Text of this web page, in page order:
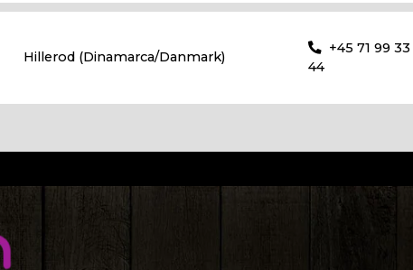
Hillerod (Dinamarca/Danmark)
+45 71 99 33
44